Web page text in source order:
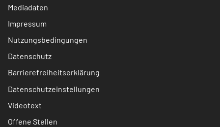
Mediadaten
Impressum
Nutzungsbedingungen
Datenschutz
Barrierefreiheitserklärung
Datenschutzeinstellungen
Videotext
Offene Stellen